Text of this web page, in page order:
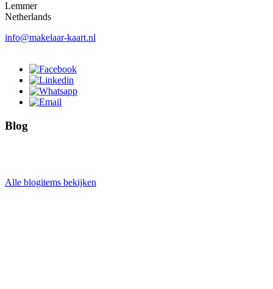
Lemmer
Netherlands
info@makelaar-kaart.nl
Blog
Alle blogitems bekijken